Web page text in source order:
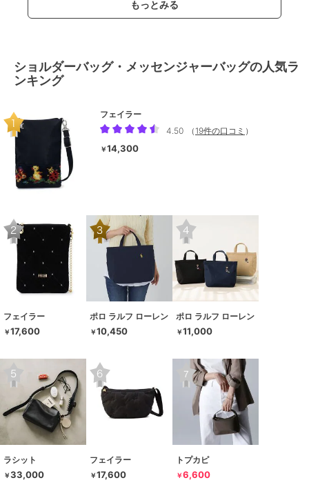
もっとみる
ショルダーバッグ・メッセンジャーバッグの人気ラ
ンキング
フェイラー
4.50
（ 19件の口コミ ）
￥14,300
フェイラー
￥17,600
ポロ ラルフ ローレン
￥10,450
ポロ ラルフ ローレン
￥11,000
ラシット
￥33,000
フェイラー
￥17,600
トプカピ
￥6,600